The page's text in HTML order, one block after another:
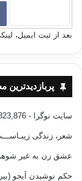
بعد از ثبت ایمیل،
سایت نوگرا - 823,876 بازدید
شعر، زندگی
عشق زن به غیر شوهر
حکم نوشیدن آبجو